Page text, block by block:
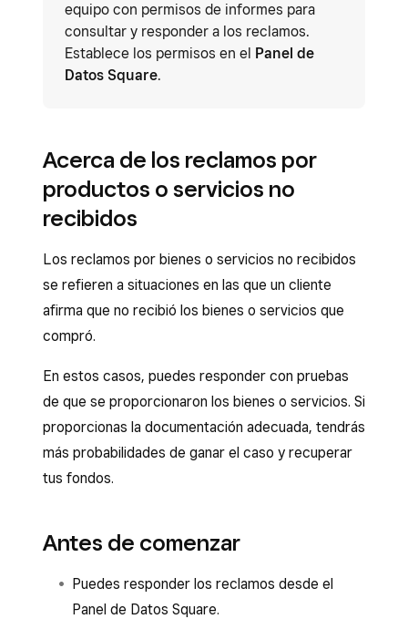
equipo con permisos de informes para
consultar y responder a los reclamos.
Establece los permisos en el Panel de
Datos Square.
Acerca de los reclamos por
productos o servicios no
recibidos
Los reclamos por bienes o servicios no recibidos
se refieren a situaciones en las que un cliente
afirma que no recibió los bienes o servicios que
compró.
En estos casos, puedes responder con pruebas
de que se proporcionaron los bienes o servicios. Si
proporcionas la documentación adecuada, tendrás
más probabilidades de ganar el caso y recuperar
tus fondos.
Antes de comenzar
Puedes responder los reclamos desde el
Panel de Datos Square.